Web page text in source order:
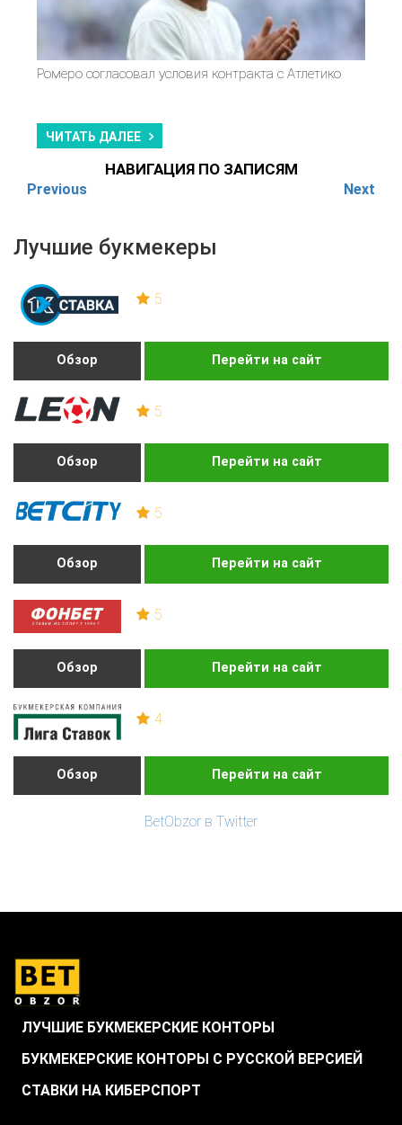
Лучшие букмекеры
5
Обзор Перейти на сайт
5
Обзор Перейти на сайт
5
Обзор Перейти на сайт
5
Обзор Перейти на сайт
4
Обзор Перейти на сайт
BetObzor в Twitter
Ромеро согласовал условия контракта с Атлетико
ЧИТАТЬ ДАЛЕЕ
НАВИГАЦИЯ ПО ЗАПИСЯМ
Previous Next
ЛУЧШИЕ БУКМЕКЕРСКИЕ КОНТОРЫ
БУКМЕКЕРСКИЕ КОНТОРЫ С РУССКОЙ ВЕРСИЕЙ
СТАВКИ НА КИБЕРСПОРТ